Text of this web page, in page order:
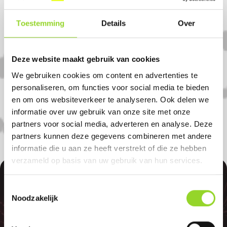
Toestemming Details Over
Deze website maakt gebruik van cookies
We gebruiken cookies om content en advertenties te
personaliseren, om functies voor social media te bieden
en om ons websiteverkeer te analyseren. Ook delen we
informatie over uw gebruik van onze site met onze
partners voor social media, adverteren en analyse. Deze
partners kunnen deze gegevens combineren met andere
informatie die u aan ze heeft verstrekt of die ze hebben
verzameld op basis van uw gebruik van hun services.
Noodzakelijk
Koop uw vuurwerk dan bij Bike&Scooter
welkom! U bent uiteraard ook welkom als
u uit Schalkwijk, Hagestein of Lexmond
komt.